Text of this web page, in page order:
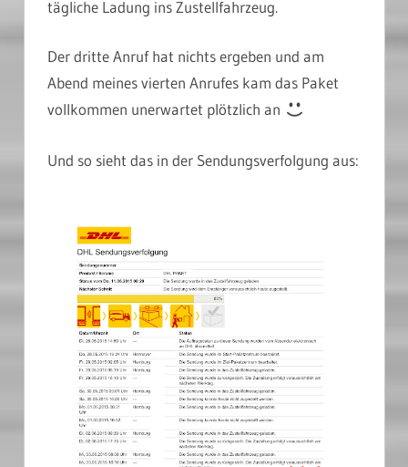
tägliche Ladung ins Zustellfahrzeug.
Der dritte Anruf hat nichts ergeben und am
Abend meines vierten Anrufes kam das Paket
vollkommen unerwartet plötzlich an
Und so sieht das in der Sendungsverfolgung aus: